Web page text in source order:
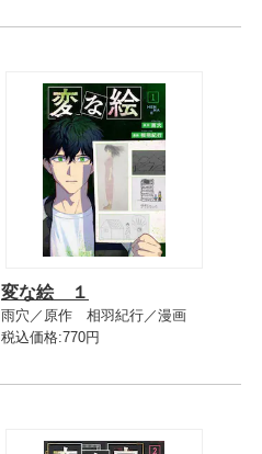
変な絵 １
雨穴／原作 相羽紀行／漫画
税込価格:770円